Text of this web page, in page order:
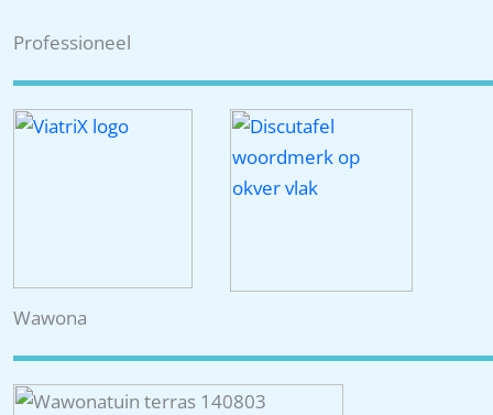
Professioneel
Wawona